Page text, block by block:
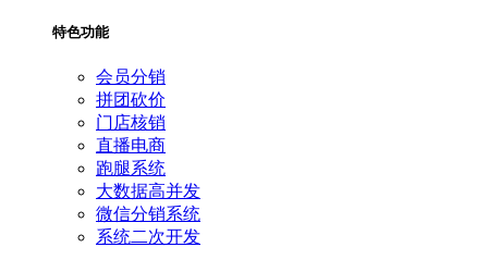
特色功能
会员分销
拼团砍价
门店核销
直播电商
跑腿系统
大数据高并发
微信分销系统
系统二次开发